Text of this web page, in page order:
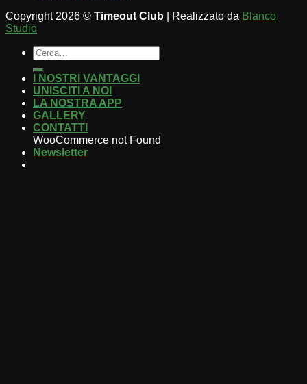
Copyright 2026 © Timeout Club | Realizzato da Blanco
Studio
I NOSTRI VANTAGGI
UNISCITI A NOI
LA NOSTRA APP
GALLERY
CONTATTI
WooCommerce not Found
Newsletter